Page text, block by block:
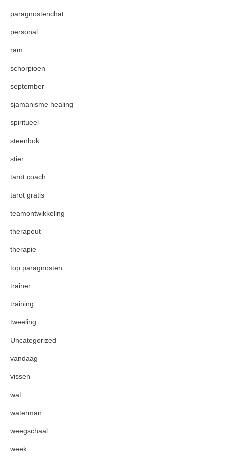
paragnostenchat
personal
ram
schorpioen
september
sjamanisme healing
spiritueel
steenbok
stier
tarot coach
tarot gratis
teamontwikkeling
therapeut
therapie
top paragnosten
trainer
training
tweeling
Uncategorized
vandaag
vissen
wat
waterman
weegschaal
week